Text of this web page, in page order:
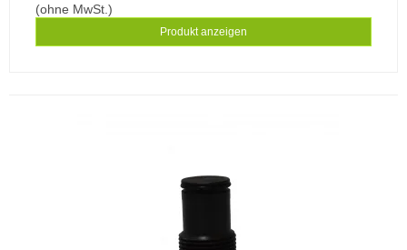
(ohne MwSt.)
Produkt anzeigen